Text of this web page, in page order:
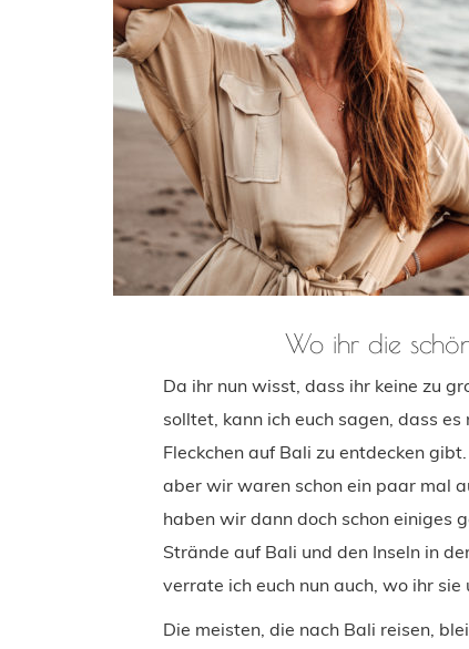
Wo ihr die
Da ihr nun wisst, dass ihr keine zu
solltet, kann ich euch sagen, dass
Fleckchen auf Bali zu entdecken
aber wir waren schon ein paar mal
haben wir dann doch schon einiges
Strände auf Bali und den Inseln in
verrate ich euch nun auch, wo ihr
Die meisten, die nach Bali reisen,